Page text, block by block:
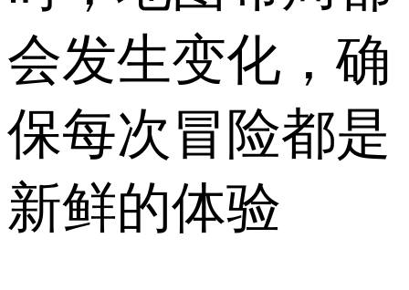
会发生变化，确
保每次冒险都是
新鲜的体验